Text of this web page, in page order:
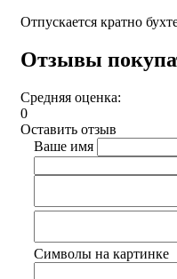
Отпускается кратно
Отзывы
Средняя оценка:
0
Оставить отзыв
Ваше имя
Символы на картинке